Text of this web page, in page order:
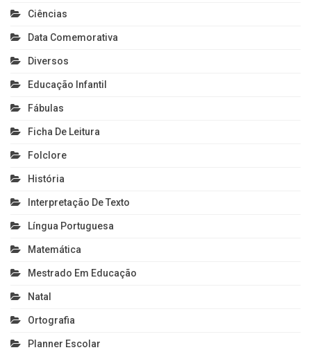
Ciências
Data Comemorativa
Diversos
Educação Infantil
Fábulas
Ficha De Leitura
Folclore
História
Interpretação De Texto
Língua Portuguesa
Matemática
Mestrado Em Educação
Natal
Ortografia
Planner Escolar